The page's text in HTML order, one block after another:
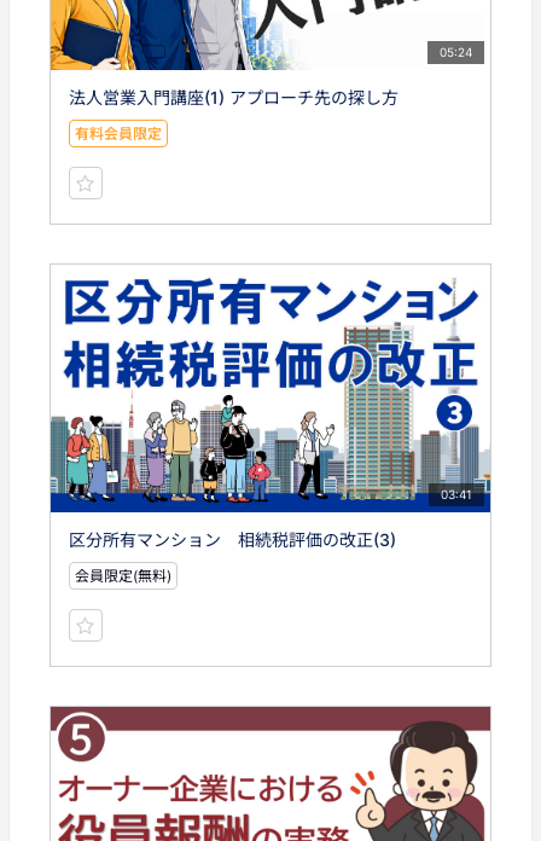
05:24
法人営業入門講座(1) アプローチ先の探し方
有料会員限定
03:41
区分所有マンション 相続税評価の改正(3)
会員限定(無料)